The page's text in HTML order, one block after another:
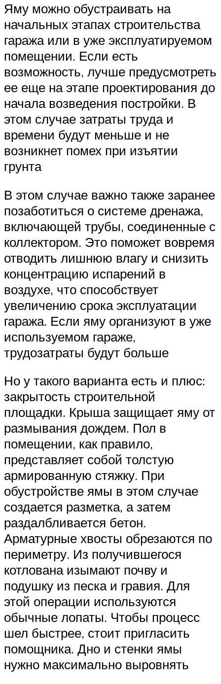
Яму можно обустраивать на
начальных этапах строительства
гаража или в уже эксплуатируемом
помещении. Если есть
возможность, лучше предусмотреть
ее еще на этапе проектирования до
начала возведения постройки. В
этом случае затраты труда и
времени будут меньше и не
возникнет помех при изъятии
грунта
В этом случае важно также заранее
позаботиться о системе дренажа,
включающей трубы, соединенные с
коллектором. Это поможет вовремя
отводить лишнюю влагу и снизить
концентрацию испарений в
воздухе, что способствует
увеличению срока эксплуатации
гаража. Если яму организуют в уже
используемом гараже,
трудозатраты будут больше
Но у такого варианта есть и плюс:
закрытость строительной
площадки. Крыша защищает яму от
размывания дождем. Пол в
помещении, как правило,
представляет собой толстую
армированную стяжку. При
обустройстве ямы в этом случае
создается разметка, а затем
раздалбливается бетон.
Арматурные хвосты обрезаются по
периметру. Из получившегося
котлована изымают почву и
подушку из песка и гравия. Для
этой операции используются
обычные лопаты. Чтобы процесс
шел быстрее, стоит пригласить
помощника. Дно и стенки ямы
нужно максимально выровнять